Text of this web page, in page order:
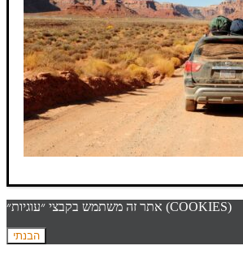
אתר זה משתמש בקבצי ״עוגיות״ (COOKIES)
הבנתי